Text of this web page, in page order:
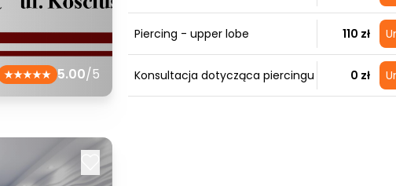
5.00/5
Piercing - upper lobe 110 zł
Konsultacja dotycząca piercingu 0 zł